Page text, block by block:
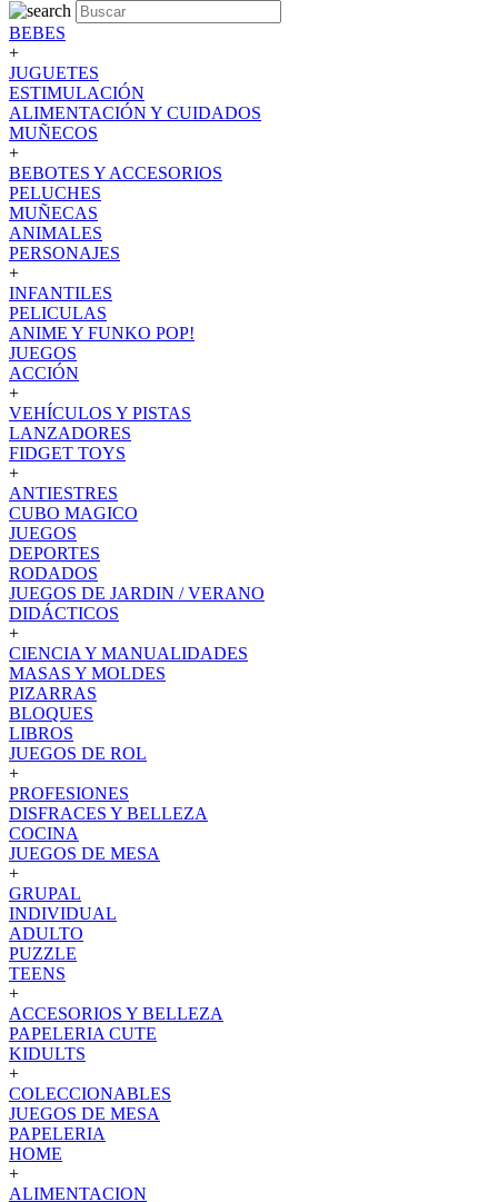
BEBES
+
JUGUETES
ESTIMULACIÓN
ALIMENTACIÓN Y CUIDADOS
MUÑECOS
+
BEBOTES Y ACCESORIOS
PELUCHES
MUÑECAS
ANIMALES
PERSONAJES
+
INFANTILES
PELICULAS
ANIME Y FUNKO POP!
JUEGOS
ACCIÓN
+
VEHÍCULOS Y PISTAS
LANZADORES
FIDGET TOYS
+
ANTIESTRES
CUBO MAGICO
JUEGOS
DEPORTES
RODADOS
JUEGOS DE JARDIN / VERANO
DIDÁCTICOS
+
CIENCIA Y MANUALIDADES
MASAS Y MOLDES
PIZARRAS
BLOQUES
LIBROS
JUEGOS DE ROL
+
PROFESIONES
DISFRACES Y BELLEZA
COCINA
JUEGOS DE MESA
+
GRUPAL
INDIVIDUAL
ADULTO
PUZZLE
TEENS
+
ACCESORIOS Y BELLEZA
PAPELERIA CUTE
KIDULTS
+
COLECCIONABLES
JUEGOS DE MESA
PAPELERIA
HOME
+
ALIMENTACION